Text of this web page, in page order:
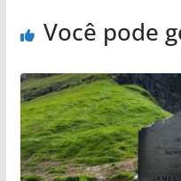
Você pode